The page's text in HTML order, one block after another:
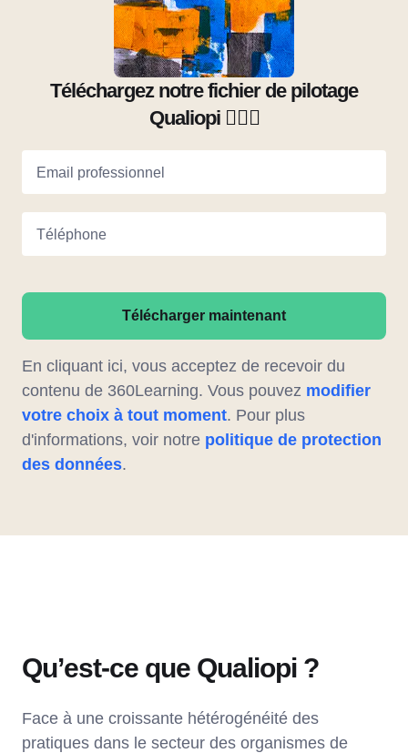
Téléchargez notre fichier de pilotage
Qualiopi 🧑🏽‍✈️
Email professionnel
Téléphone
Télécharger maintenant
En cliquant ici, vous acceptez de recevoir du
contenu de 360Learning. Vous pouvez modifier
votre choix à tout moment. Pour plus
d'informations, voir notre politique de protection
des données.
Qu’est-ce que Qualiopi ?
Face à une croissante hétérogénéité des
pratiques dans le secteur des organismes de